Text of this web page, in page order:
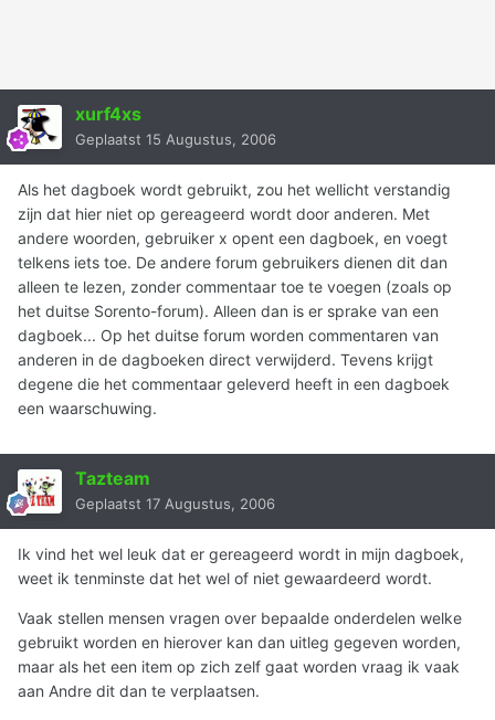
xurf4xs
Geplaatst 15 Augustus, 2006
Als het dagboek wordt gebruikt, zou het wellicht verstandig
zijn dat hier niet op gereageerd wordt door anderen. Met
andere woorden, gebruiker x opent een dagboek, en voegt
telkens iets toe. De andere forum gebruikers dienen dit dan
alleen te lezen, zonder commentaar toe te voegen (zoals op
het duitse Sorento-forum). Alleen dan is er sprake van een
dagboek... Op het duitse forum worden commentaren van
anderen in de dagboeken direct verwijderd. Tevens krijgt
degene die het commentaar geleverd heeft in een dagboek
een waarschuwing.
Tazteam
Geplaatst 17 Augustus, 2006
Ik vind het wel leuk dat er gereageerd wordt in mijn dagboek,
weet ik tenminste dat het wel of niet gewaardeerd wordt.
Vaak stellen mensen vragen over bepaalde onderdelen welke
gebruikt worden en hierover kan dan uitleg gegeven worden,
maar als het een item op zich zelf gaat worden vraag ik vaak
aan Andre dit dan te verplaatsen.